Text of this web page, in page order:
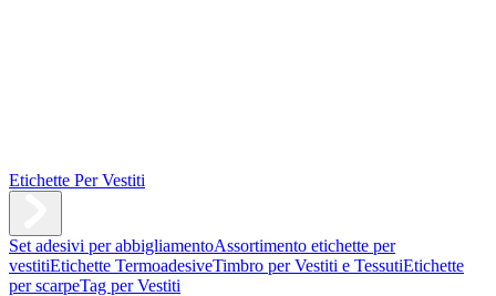
Etichette Per Vestiti
Set adesivi per abbigliamentoAssortimento etichette per
vestitiEtichette TermoadesiveTimbro per Vestiti e TessutiEtichette
per scarpeTag per Vestiti